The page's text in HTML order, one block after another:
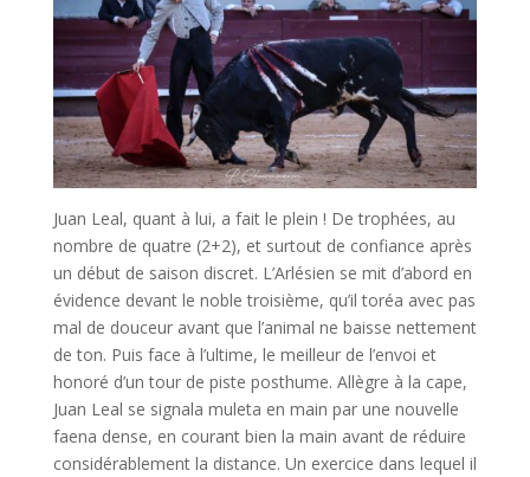
Juan Leal, quant à lui, a fait le plein ! De trophées, au
nombre de quatre (2+2), et surtout de confiance après
un début de saison discret. L’Arlésien se mit d’abord en
évidence devant le noble troisième, qu’il toréa avec pas
mal de douceur avant que l’animal ne baisse nettement
de ton. Puis face à l’ultime, le meilleur de l’envoi et
honoré d’un tour de piste posthume. Allègre à la cape,
Juan Leal se signala muleta en main par une nouvelle
faena dense, en courant bien la main avant de réduire
considérablement la distance. Un exercice dans lequel il